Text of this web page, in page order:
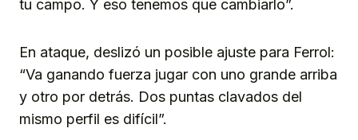
tu campo. Y eso tenemos que cambiarlo”.
En ataque, deslizó un posible ajuste para Ferrol:
“Va ganando fuerza jugar con uno grande arriba
y otro por detrás. Dos puntas clavados del
mismo perfil es difícil”.